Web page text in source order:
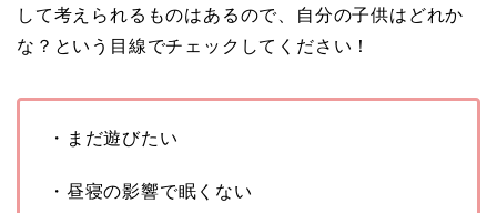
して考えられるものはあるので、自分の子供はどれか
な？という目線でチェックしてください！
・まだ遊びたい
・昼寝の影響で眠くない